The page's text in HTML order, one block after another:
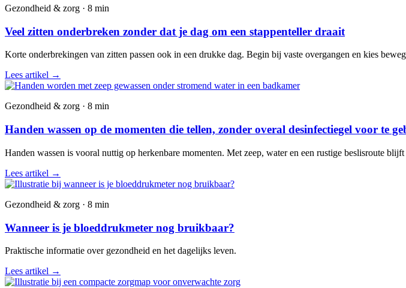
Gezondheid & zorg · 8 min
Veel zitten onderbreken zonder dat je dag om een stappenteller draait
Korte onderbrekingen van zitten passen ook in een drukke dag. Begin bij vaste overgangen en kies
Lees artikel →
Gezondheid & zorg · 8 min
Handen wassen op de momenten die tellen, zonder overal desinfectiegel voor te
Handen wassen is vooral nuttig op herkenbare momenten. Met zeep, water en een rustige beslisroute
Lees artikel →
Gezondheid & zorg · 8 min
Wanneer is je bloeddrukmeter nog bruikbaar?
Praktische informatie over gezondheid en het dagelijks leven.
Lees artikel →